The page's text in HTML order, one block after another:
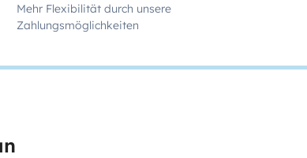
Mehr Flexibilität durch unsere
Zahlungsmöglichkeiten